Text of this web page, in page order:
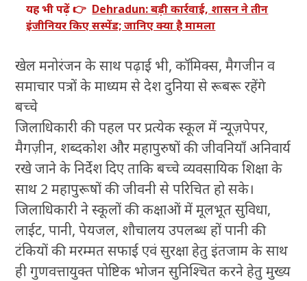
यह भी पढ़ें 👉 Dehradun: बड़ी कार्रवाई, शासन ने तीन
इंजीनियर किए सस्पेंड; जानिए क्या है मामला
खेल मनोरंजन के साथ पढ़ाई भी, कॉमिक्स, मैगजीन व
समाचार पत्रों के माध्यम से देश दुनिया से रूबरू रहेंगे
बच्चे
जिलाधिकारी की पहल पर प्रत्येक स्कूल में न्यूज़पेपर,
मैगज़ीन, शब्दकोश और महापुरुषों की जीवनियाँ अनिवार्य
रखे जाने के निर्देश दिए ताकि बच्चे व्यवसायिक शिक्षा के
साथ 2 महापुरूषों की जीवनी से परिचित हो सके।
जिलाधिकारी ने स्कूलों की कक्षाओं में मूलभूत सुविधा,
लाईट, पानी, पेयजल, शौचालय उपलब्ध हों पानी की
टंकियों की मरम्मत सफाई एवं सुरक्षा हेतु इंतजाम के साथ
ही गुणवत्तायुक्त पोष्टिक भोजन सुनिश्चित करने हेतु मुख्य